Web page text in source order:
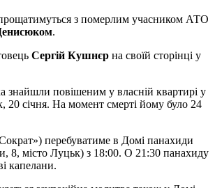
з померлим учасником АТО
.
Сергій Кушнєр на своїй сторінці у
знайшли повішеним у власній квартирі у
20 січня. На момент смерті йому було 24
перебуватиме в Домі панахиди
8, місто Луцьк) з 18:00. О 21:30 панахиду
капелани.